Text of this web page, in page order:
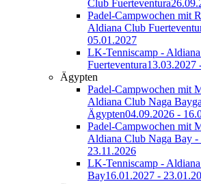
Club Fuerteventura
Padel-Campwochen mit
Aldiana Club
05.01.2027
LK-Tenniscamp -
Fuerteventura13.03.2027
Ägypten
Padel-Campwochen mit
Aldiana Club Naga
Ägypten04.09.2026 -
Padel-Campwochen mit
Aldiana Club Naga Bay -
23.11.2026
LK-Tenniscamp -
Bay16.01.2027 -